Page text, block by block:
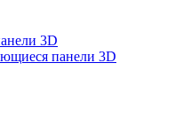
3D
панели 3D